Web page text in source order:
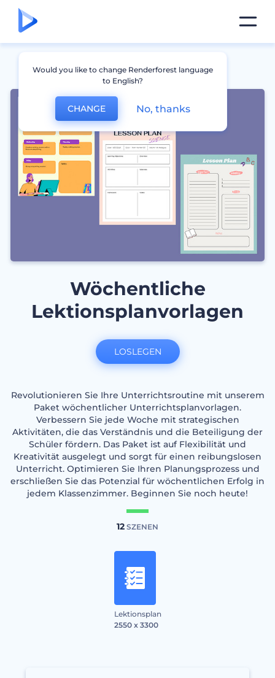
Wöchentliche
Lektionsplanvorlagen
Revolutionieren Sie Ihre Unterrichtsroutine mit unserem
Paket wöchentlicher Unterrichtsplanvorlagen.
Verbessern Sie jede Woche mit strategischen
Aktivitäten, die das Verständnis und die Beteiligung der
Schüler fördern. Das Paket ist auf Flexibilität und
Kreativität ausgelegt und sorgt für einen reibungslosen
Unterricht. Optimieren Sie Ihren Planungsprozess und
erschließen Sie das Potenzial für wöchentlichen Erfolg in
jedem Klassenzimmer. Beginnen Sie noch heute!
12 SZENEN
Lektionsplan
2550 x 3300
LOSLEGEN
Would you like to change Renderforest language
to English?
CHANGE No, thanks